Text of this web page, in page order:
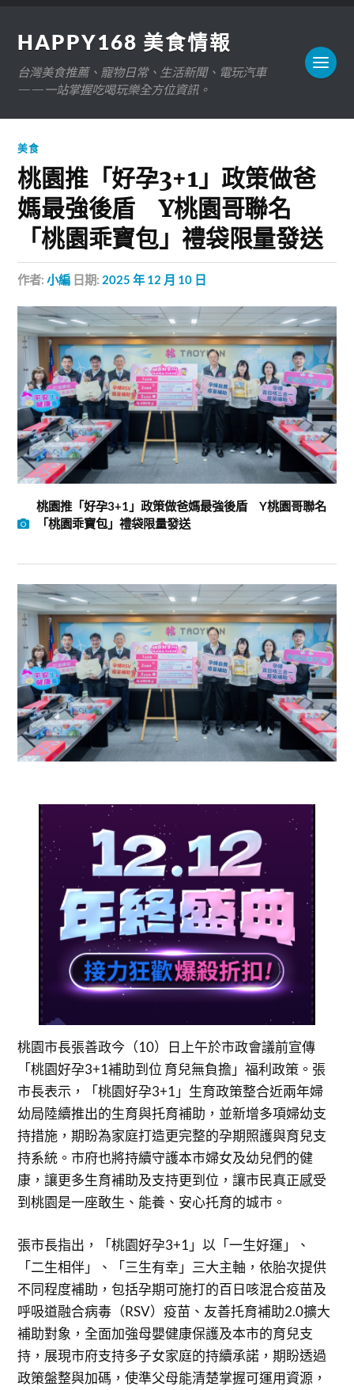
HAPPY168 美食情報
台灣美食推薦、寵物日常、生活新聞、電玩汽車
——一站掌握吃喝玩樂全方位資訊。
美食
桃園推「好孕3+1」政策做爸
媽最強後盾 Y桃園哥聯名
「桃園乖寶包」禮袋限量發送
作者:小編 日期: 2025 年 12 月 10 日
桃園推「好孕3+1」政策做爸媽最強後盾 Y桃園哥聯名
「桃園乖寶包」禮袋限量發送
桃園市長張善政今（10）日上午於市政會議前宣傳
「桃園好孕3+1補助到位 育兒無負擔」福利政策。張
市長表示，「桃園好孕3+1」生育政策整合近兩年婦
幼局陸續推出的生育與托育補助，並新增多項婦幼支
持措施，期盼為家庭打造更完整的孕期照護與育兒支
持系統。市府也將持續守護本市婦女及幼兒們的健
康，讓更多生育補助及支持更到位，讓市民真正感受
到桃園是一座敢生、能養、安心托育的城市。
張市長指出，「桃園好孕3+1」以「一生好運」、
「二生相伴」、「三生有幸」三大主軸，依胎次提供
不同程度補助，包括孕期可施打的百日咳混合疫苗及
呼吸道融合病毒（RSV）疫苗、友善托育補助2.0擴大
補助對象，全面加強母嬰健康保護及本市的育兒支
持，展現市府支持多子女家庭的持續承諾，期盼透過
政策盤整與加碼，使準父母能清楚掌握可運用資源，